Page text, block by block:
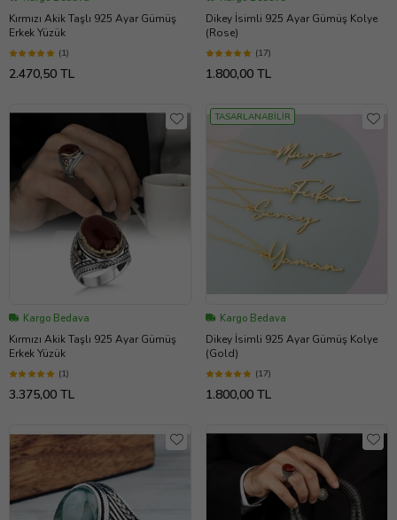
Kırmızı Akik Taşlı 925 Ayar Gümüş
Erkek Yüzük
(1)
2.470,50 TL
Dikey İsimli 925 Ayar Gümüş Kolye
(Rose)
(17)
1.800,00 TL
Kargo Bedava
Kırmızı Akik Taşlı 925 Ayar Gümüş
Erkek Yüzük
(1)
3.375,00 TL
TASARLANABİLİR
Kargo Bedava
Dikey İsimli 925 Ayar Gümüş Kolye
(Gold)
(17)
1.800,00 TL